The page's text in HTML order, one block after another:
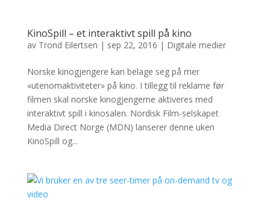
KinoSpill – et interaktivt spill på kino
av Trond Eilertsen | sep 22, 2016 | Digitale medier
Norske kinogjengere kan belage seg på mer
«utenomaktiviteter» på kino. I tillegg til reklame før
filmen skal norske kinogjengerne aktiveres med
interaktivt spill i kinosalen. Nordisk Film-selskapet
Media Direct Norge (MDN) lanserer denne uken
KinoSpill og...